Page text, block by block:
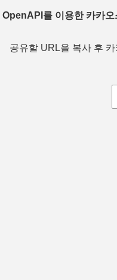
OpenAPI를 이용한 카카
공유할 URL을 복사 후